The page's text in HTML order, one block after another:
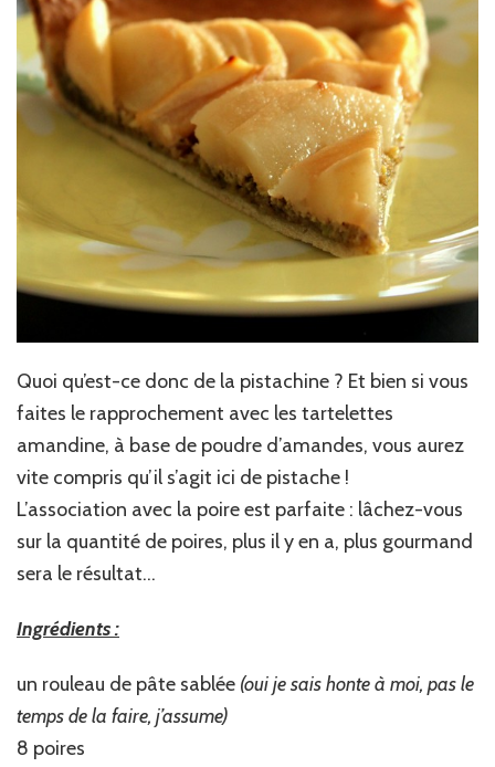
pistachine)
Quoi qu’est-ce donc de la pistachine ? Et bien si vous
faites le rapprochement avec les tartelettes
amandine, à base de poudre d’amandes, vous aurez
vite compris qu’il s’agit ici de pistache !
L’association avec la poire est parfaite : lâchez-vous
sur la quantité de poires, plus il y en a, plus gourmand
sera le résultat…
Ingrédients :
un rouleau de pâte sablée (oui je sais honte à moi, pas le
temps de la faire, j’assume)
8 poires